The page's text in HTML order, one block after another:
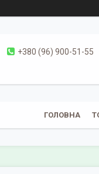
+380 (96) 900-51-55
ГОЛОВНА